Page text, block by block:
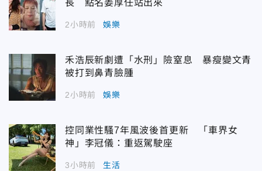
長 點名姜厚任站出來
2小時前 娛樂
禾浩辰新劇遭「水刑」險窒息 暴瘦變文青
被打到鼻青臉腫
2小時前 娛樂
控同業性騷7年風波後首更新 「車界女
神」李冠儀：重返駕駛座
3小時前 生活